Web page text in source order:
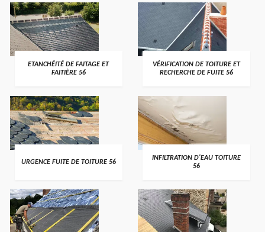
>
ETANCHÉITÉ DE FAITAGE ET
FAITIÈRE 56
>
VÉRIFICATION DE TOITURE ET
RECHERCHE DE FUITE 56
>
URGENCE FUITE DE TOITURE 56 >
INFILTRATION D'EAU TOITURE
56